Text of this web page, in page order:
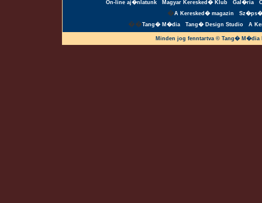
On-line aj�nlatunk Magyar Keresked� Klub Gal�ria
�A Keresked� magazin
��Tang� M�dia Tang� Design Studio A
Minden jog fenntartva © Tang�